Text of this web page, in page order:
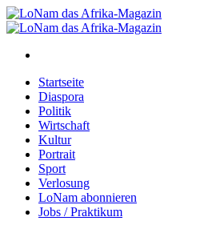
Startseite
Diaspora
Politik
Wirtschaft
Kultur
Portrait
Sport
Verlosung
LoNam abonnieren
Jobs / Praktikum